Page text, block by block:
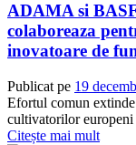
ADAMA si
colaboreaza
inovatoare de
Publicat pe 19
Efortul comun
cultivatorilor europeni
Citește mai mult